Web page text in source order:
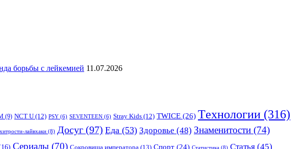
борьбы с лейкемией 11.07.2026
(9) NCT U (12) PSY (6) SEVENTEEN (6) Stray Kids (12) TWICE (26) Tехнологии (316)
лайвхаки (8) Досуг (97) Еда (53) Здоровье (48) Знаменитости (74)
Сериалы (70) Сокровища императора (13) Спорт (24) Статистика (8) Статья (45)